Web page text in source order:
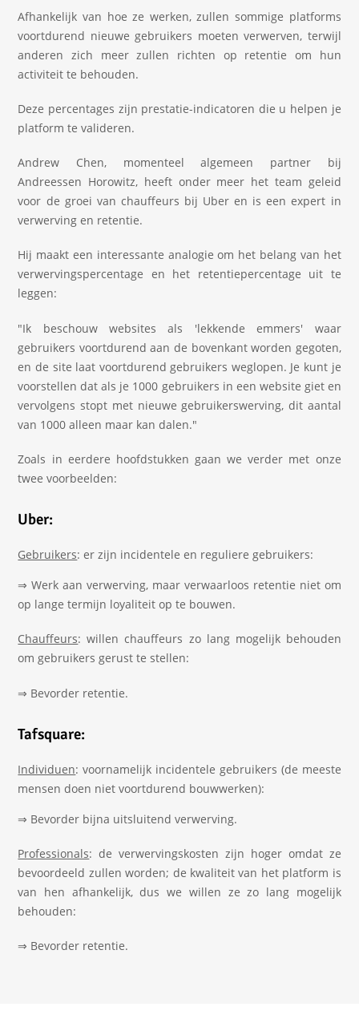
Afhankelijk van hoe ze werken, zullen sommige platforms
voortdurend nieuwe gebruikers moeten verwerven, terwijl
anderen zich meer zullen richten op retentie om hun
activiteit te behouden.
Deze percentages zijn prestatie-indicatoren die u helpen je
platform te valideren.
Andrew Chen, momenteel algemeen partner bij
Andreessen Horowitz, heeft onder meer het team geleid
voor de groei van chauffeurs bij Uber en is een expert in
verwerving en retentie.
Hij maakt een interessante analogie om het belang van het
verwervingspercentage en het retentiepercentage uit te
leggen:
"Ik beschouw websites als 'lekkende emmers' waar
gebruikers voortdurend aan de bovenkant worden gegoten,
en de site laat voortdurend gebruikers weglopen. Je kunt je
voorstellen dat als je 1000 gebruikers in een website giet en
vervolgens stopt met nieuwe gebruikerswerving, dit aantal
van 1000 alleen maar kan dalen."
Zoals in eerdere hoofdstukken gaan we verder met onze
twee voorbeelden:
Uber:
Gebruikers: er zijn incidentele en reguliere gebruikers:
⇒ Werk aan verwerving, maar verwaarloos retentie niet om
op lange termijn loyaliteit op te bouwen.
Chauffeurs: willen chauffeurs zo lang mogelijk behouden
om gebruikers gerust te stellen:
⇒ Bevorder retentie.
Tafsquare:
Individuen: voornamelijk incidentele gebruikers (de meeste
mensen doen niet voortdurend bouwwerken):
⇒ Bevorder bijna uitsluitend verwerving.
Professionals: de verwervingskosten zijn hoger omdat ze
bevoordeeld zullen worden; de kwaliteit van het platform is
van hen afhankelijk, dus we willen ze zo lang mogelijk
behouden:
⇒ Bevorder retentie.